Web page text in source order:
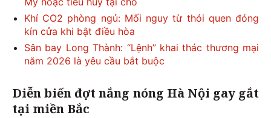
Khí CO2 phòng ngủ: Mối nguy từ thói quen đóng
kín cửa khi bật điều hòa
Sân bay Long Thành: “Lệnh” khai thác thương mại
năm 2026 là yêu cầu bắt buộc
Diễn biến đợt nắng nóng Hà Nội gay gắt
tại miền Bắc